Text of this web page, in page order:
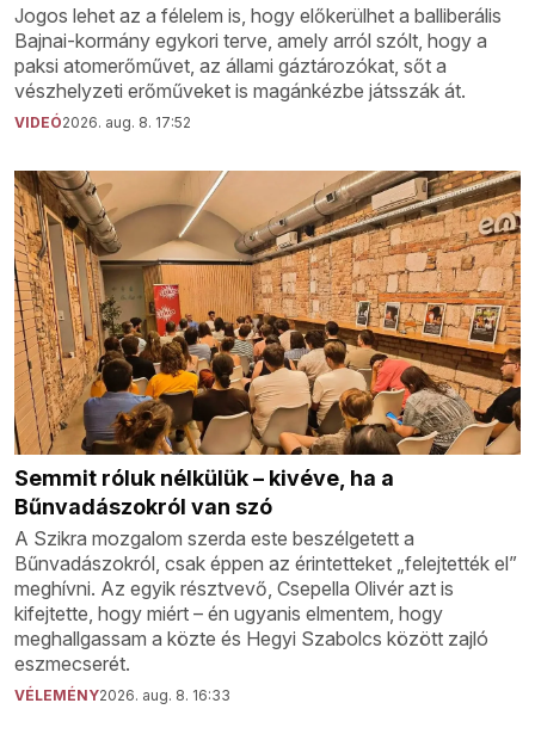
Jogos lehet az a félelem is, hogy előkerülhet a balliberális
Bajnai-kormány egykori terve, amely arról szólt, hogy a
paksi atomerőművet, az állami gáztározókat, sőt a
vészhelyzeti erőműveket is magánkézbe játsszák át.
VIDEÓ2026. aug. 8. 17:52
Semmit róluk nélkülük – kivéve, ha a
Bűnvadászokról van szó
A Szikra mozgalom szerda este beszélgetett a
Bűnvadászokról, csak éppen az érintetteket „felejtették el”
meghívni. Az egyik résztvevő, Csepella Olivér azt is
kifejtette, hogy miért – én ugyanis elmentem, hogy
meghallgassam a közte és Hegyi Szabolcs között zajló
eszmecserét.
VÉLEMÉNY2026. aug. 8. 16:33